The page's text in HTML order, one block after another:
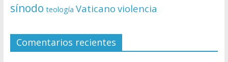
sínodo teología Vaticano violencia
Comentarios recientes